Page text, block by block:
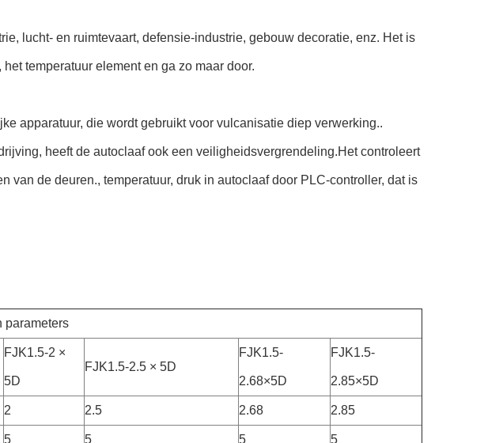
lucht- en ruimtevaart, defensie-industrie, gebouw decoratie, enz. Het is
temperatuur element en ga zo maar door.
apparatuur, die wordt gebruikt voor vulcanisatie diep verwerking..
heeft de autoclaaf ook een veiligheidsvergrendeling.Het controleert
van de deuren., temperatuur, druk in autoclaaf door PLC-controller, dat is
parameters
FJK1.5-2 ×
5D
FJK1.5-2.5 × 5D
FJK1.5-
2.68×5D
FJK1.5-
2.85×5D
2 2.5 2.68 2.85
5 5 5 5